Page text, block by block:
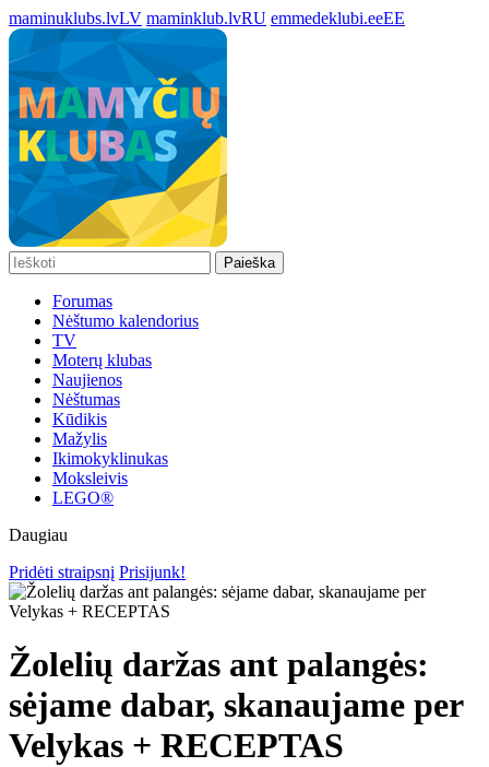
maminuklubs.lvLV maminklub.lvRU emmedeklubi.eeEE
Paieška
Forumas
Nėštumo kalendorius
TV
Moterų klubas
Naujienos
Nėštumas
Kūdikis
Mažylis
Ikimokyklinukas
Moksleivis
LEGO®
Daugiau
Pridėti straipsnį Prisijunk!
Žolelių daržas ant palangės:
sėjame dabar, skanaujame per
Velykas + RECEPTAS